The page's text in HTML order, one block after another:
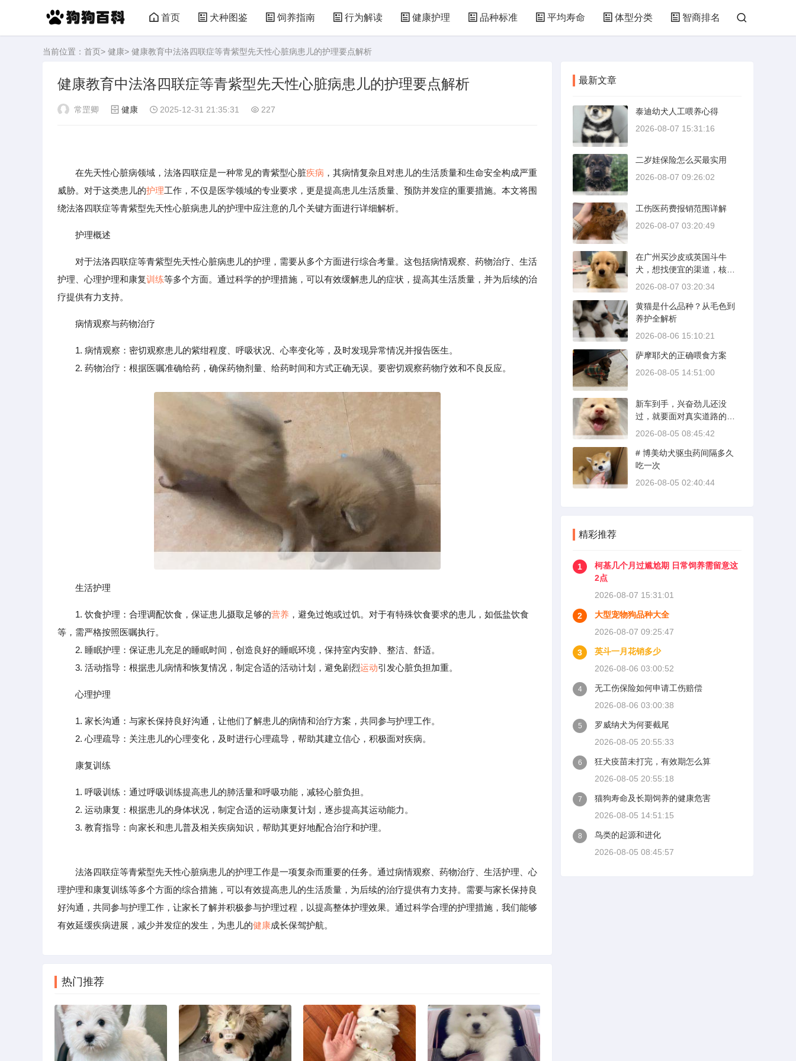
首页 犬种图鉴 饲养指南 行为解读 健康护理 品种标准 平均寿命 体型分类 智商排名
当前位置： 首页> 健康> 健康教育中法洛四联症等青紫型先天性心脏病患儿的护理要点解析
健康教育中法洛四联症等青紫型先天性心脏病患儿的护理要点解析
常罡卿 健康 2025-12-31 21:35:31 227
在先天性心脏病领域，法洛四联症是一种常见的青紫型心脏疾病 ，其病情复杂且对患儿的生活质量和生命安全构成严重
威胁。对于这类患儿的护理工作，不仅是医学领域的专业要求，更是提高患儿生活质量、预防并发症的重要措施。本文将围
绕法洛四联症等青紫型先天性心脏病患儿的护理中应注意的几个关键方面进行详细解析。
护理概述
对于法洛四联症等青紫型先天性心脏病患儿的护理，需要从多个方面进行综合考量。这包括病情观察、药物治疗、生活
护理、心理护理和康复训练等多个方面。通过科学的护理措施，可以有效缓解患儿的症状，提高其生活质量，并为后续的治
疗提供有力支持。
病情观察与药物治疗
1. 病情观察：密切观察患儿的紫绀程度、呼吸状况、心率变化等，及时发现异常情况并报告医生。
2. 药物治疗：根据医嘱准确给药，确保药物剂量、给药时间和方式正确无误。要密切观察药物疗效和不良反应。
生活护理
1. 饮食护理：合理调配饮食，保证患儿摄取足够的营养 ，避免过饱或过饥。对于有特殊饮食要求的患儿，如低盐饮食
等，需严格按照医嘱执行。
2. 睡眠护理：保证患儿充足的睡眠时间，创造良好的睡眠环境，保持室内安静、整洁、舒适。
3. 活动指导：根据患儿病情和恢复情况，制定合适的活动计划，避免剧烈运动引发心脏负担加重。
心理护理
1. 家长沟通：与家长保持良好沟通，让他们了解患儿的病情和治疗方案，共同参与护理工作。
2. 心理疏导：关注患儿的心理变化，及时进行心理疏导，帮助其建立信心，积极面对疾病。
康复训练
1. 呼吸训练：通过呼吸训练提高患儿的肺活量和呼吸功能，减轻心脏负担。
2. 运动康复：根据患儿的身体状况，制定合适的运动康复计划，逐步提高其运动能力。
3. 教育指导：向家长和患儿普及相关疾病知识，帮助其更好地配合治疗和护理。
法洛四联症等青紫型先天性心脏病患儿的护理工作是一项复杂而重要的任务。通过病情观察、药物治疗、生活护理、心
理护理和康复训练等多个方面的综合措施，可以有效提高患儿的生活质量，为后续的治疗提供有力支持。需要与家长保持良
好沟通，共同参与护理工作，让家长了解并积极参与护理过程，以提高整体护理效果。通过科学合理的护理措施，我们能够
有效延缓疾病进展，减少并发症的发生，为患儿的健康成长保驾护航。
热门推荐
最新文章
泰迪幼犬人工喂养心得
2026-08-07 15:31:16
二岁娃保险怎么买最实用
2026-08-07 09:26:02
工伤医药费报销范围详解
2026-08-07 03:20:49
在广州买沙皮或英国斗牛
犬，想找便宜的渠道，核心
是分清“便宜”和“捡漏”的界
种，价格比北方城市有优
势；英国斗牛犬则完全是另
一套行情。下面直接说具体
间。
2026-08-07 03:20:34
黄猫是什么品种？从毛色到
养护全解析
2026-08-06 15:10:21
萨摩耶犬的正确喂食方案
2026-08-05 14:51:00
新车到手，兴奋劲儿还没
过，就要面对真实道路的考
验。新手开新车上路，最怕
况和路况的双重陌生。磨合
期内，发动机转速控制在200
0到3000转之间，时速尽量
2026-08-05 08:45:42
# 博美幼犬驱虫药间隔多久
吃一次
2026-08-05 02:40:44
精彩推荐
1
柯基几个月过尴尬期 日常饲养需留意这
2点
2026-08-07 15:31:01
2
大型宠物狗品种大全
2026-08-07 09:25:47
3
英斗一月花销多少
2026-08-06 03:00:52
4
无工伤保险如何申请工伤赔偿
2026-08-06 03:00:38
5
罗威纳犬为何要截尾
2026-08-05 20:55:33
6
狂犬疫苗未打完，有效期怎么算
2026-08-05 20:55:18
7
猫狗寿命及长期饲养的健康危害
2026-08-05 14:51:15
8
鸟类的起源和进化
2026-08-05 08:45:57